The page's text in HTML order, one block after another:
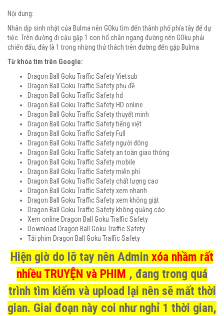
Nội dung:
Nhân dịp sinh nhật của Bulma nên GOku tìm đến thành phố phía tây để dự
tiệc. Trên đường đi cậu gặp 1 con hổ chắn ngang đường nên GOku phải
chiến đấu, đây là 1 trong những thử thách trên đường đến gặp Bulma
Từ khóa tìm trên Google:
Dragon Ball Goku Traffic Safety Vietsub
Dragon Ball Goku Traffic Safety phụ đề
Dragon Ball Goku Traffic Safety hd
Dragon Ball Goku Traffic Safety HD online
Dragon Ball Goku Traffic Safety thuyết minh
Dragon Ball Goku Traffic Safety tiếng việt
Dragon Ball Goku Traffic Safety Full
Dragon Ball Goku Traffic Safety người đóng
Dragon Ball Goku Traffic Safety an toàn giao thông
Dragon Ball Goku Traffic Safety mobile
Dragon Ball Goku Traffic Safety miễn phí
Dragon Ball Goku Traffic Safety chất lượng cao
Dragon Ball Goku Traffic Safety xem nhanh
Dragon Ball Goku Traffic Safety xem không giật
Dragon Ball Goku Traffic Safety không quảng cáo
Xem online Dragon Ball Goku Traffic Safety
Download Dragon Ball Goku Traffic Safety
Tải phim Dragon Ball Goku Traffic Safety
Hiện giờ do lỡ tay nên Admin xóa nhầm rất
nhiều TRUYỆN và PHIM , đang trong quá
trình tìm kiếm và upload lại nên sẽ mất thời
gian. Giai đoạn này coi như nghỉ 1 thời gian,